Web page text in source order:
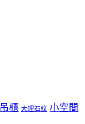
吊櫃 大理石紋 小空間